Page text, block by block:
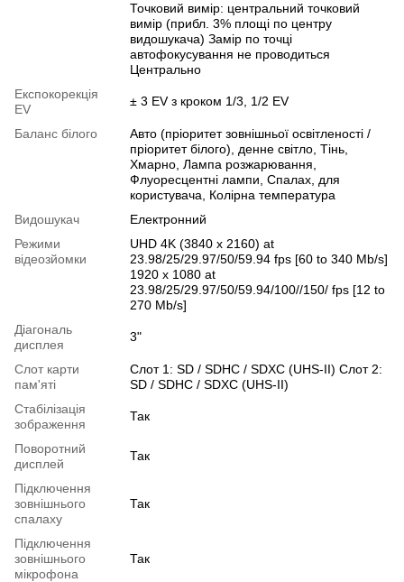
Точковий вимір: центральний точковий
вимір (прибл. 3% площі по центру
видошукача) Замір по точці
автофокусування не проводиться
Центрально
Експокорекція
EV
± 3 EV з кроком 1/3, 1/2 EV
Баланс білого
Авто (пріоритет зовнішньої освітленості /
пріоритет білого), денне світло, Тінь,
Хмарно, Лампа розжарювання,
Флуоресцентні лампи, Спалах, для
користувача, Колірна температура
Видошукач
Електронний
Режими
відеозйомки
UHD 4K (3840 x 2160) at
23.98/25/29.97/50/59.94 fps [60 to 340 Mb/s]
1920 x 1080 at
23.98/25/29.97/50/59.94/100//150/ fps [12 to
270 Mb/s]
Діагональ
дисплея
3"
Слот карти
пам'яті
Слот 1: SD / SDHC / SDXC (UHS-II) Слот 2:
SD / SDHC / SDXC (UHS-II)
Cтабілізація
зображення
Так
Поворотний
дисплей
Так
Підключення
зовнішнього
спалаху
Так
Підключення
зовнішнього
мікрофона
Так